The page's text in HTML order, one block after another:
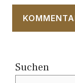
Suchen